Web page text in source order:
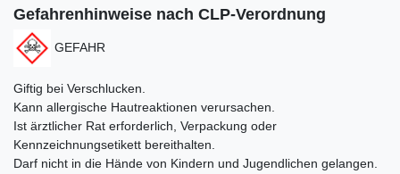
Gefahrenhinweise nach CLP-Verordnung
GEFAHR
Giftig bei Verschlucken.
Kann allergische Hautreaktionen verursachen.
Ist ärztlicher Rat erforderlich, Verpackung oder
Kennzeichnungsetikett bereithalten.
Darf nicht in die Hände von Kindern und Jugendlichen gelangen.